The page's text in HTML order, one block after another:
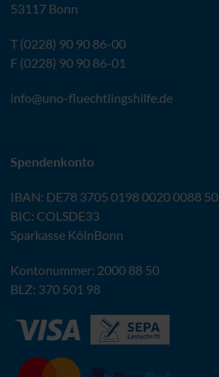
53117 Bonn
T (0228) 90 90 86-00
F (0228) 90 90 86-01
info@uno-fluechtlingshilfe.de
Spendenkonto
IBAN: DE78 3705 0198 0020 0088 50
BIC: COLSDE33
Sparkasse KölnBonn
Kontonummer: 2000 88 50
BLZ: 370 501 98